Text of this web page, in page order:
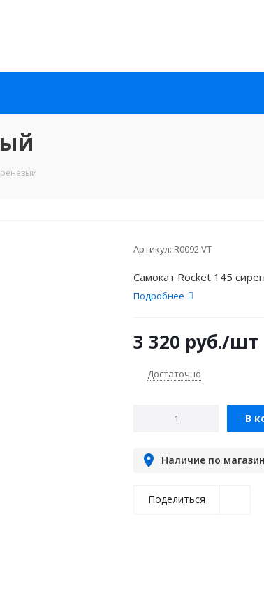
Артикул: R0092 VT
Самокат Rocket 145
Подробнее
3 320 руб./шт
Достаточно
В
Наличие по
Поделиться